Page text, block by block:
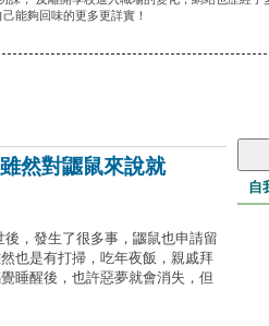
能夠回味的更多更詳實！
然對鼴鼠來說就
，發生了很多事，鼴鼠也申請留
也是有打掃，吃年夜飯，親戚拜
睡醒後，也許惡夢就會消失，但
自